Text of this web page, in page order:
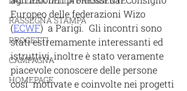
RASSEGNA STAMPA
PROGETTI
CAMPAGNA
HOMEPAGE
Europeo delle federazioni Wizo
(ECWF)  a Parigi.  Gli incontri sono
stati estremamente interessanti ed
istruttivi, inoltre è stato veramente
piacevole conoscere delle persone
così  motivate e coinvolte nei progetti